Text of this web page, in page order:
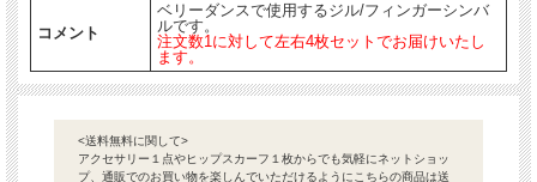
コメント
ベリーダンスで使用するジル/フィンガーシンバ
ルです。
注文数1に対して左右4枚セットでお届けいたし
ます。
<送料無料に関して>
アクセサリー１点やヒップスカーフ１枚からでも気軽にネットショッ
プ、通販でのお買い物を楽しんでいただけるようにこちらの商品は送